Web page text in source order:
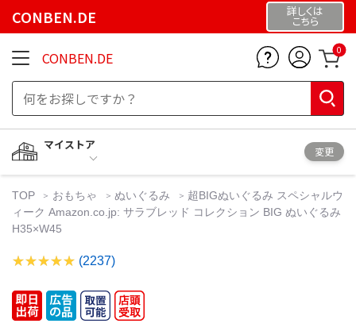
CONBEN.DE 詳しくは
こちら
CONBEN.DE 0
マイストア
変更
TOP おもちゃ ぬいぐるみ
超BIGぬいぐるみ スペシャルウ
ィーク Amazon.co.jp: サラブレッド コレクション BIG ぬいぐるみ
H35×W45
(2237)